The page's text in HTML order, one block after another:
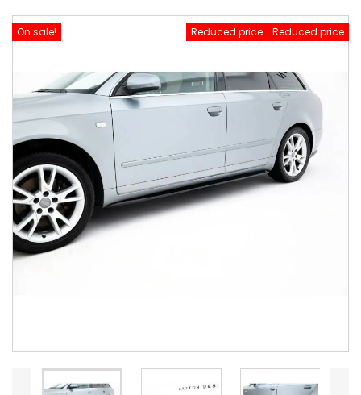
On sale! Reduced price
Reduced price